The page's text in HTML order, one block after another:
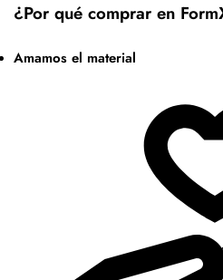
¿Por qué comprar en
Amamos el material